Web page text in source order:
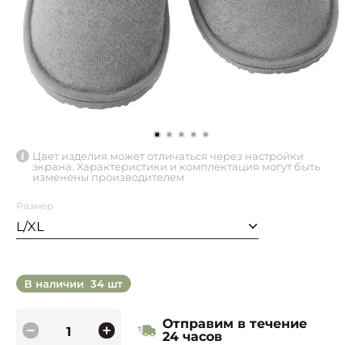
Цвет изделия может отличаться через настройки
экрана. Характеристики и комплектация могут быть
изменены производителем
Размер
L/XL
В наличии 34 шт
Отправим в течение
24 часов